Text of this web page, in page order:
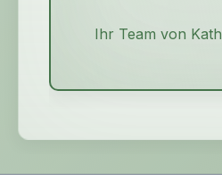
Ihr Team von